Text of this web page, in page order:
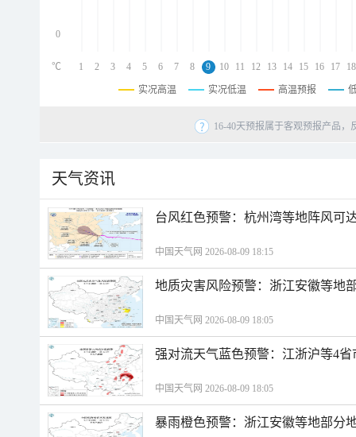
0
1 2 3 4 5 6 7 8 9 10 11 12 13 14 15 16 17 18
℃
实况高温 实况低温 高温预报
16-40天预报属于客观预报产品
天气资讯
台风红色预警：杭州湾等地阵风可
中国天气网 2026-08-09 18:15
地质灾害风险预警：浙江安徽等地
中国天气网 2026-08-09 18:05
强对流天气蓝色预警：江浙沪等4
中国天气网 2026-08-09 18:05
暴雨橙色预警：浙江安徽等地部分